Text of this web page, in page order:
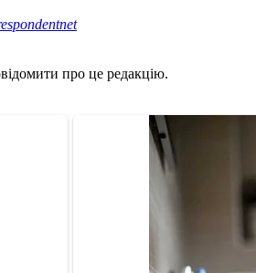
про це редакцію.